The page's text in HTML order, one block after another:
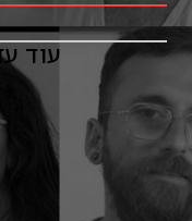
עוד